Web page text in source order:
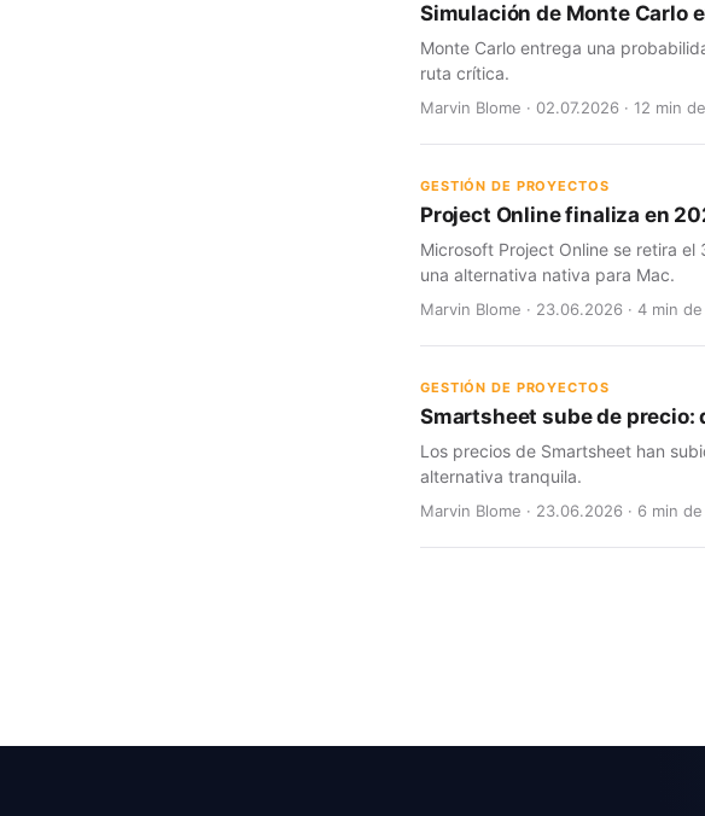
Simulación de Monte Carlo
Monte Carlo entrega una
ruta crítica.
Marvin Blome · 02.07.2026 · 12 min
GESTIÓN DE PROYECTOS
Project Online finaliza en
Microsoft Project Online se retira
una alternativa nativa para Mac.
Marvin Blome · 23.06.2026 · 4 min
GESTIÓN DE PROYECTOS
Smartsheet sube de
Los precios de Smartsheet han
alternativa tranquila.
Marvin Blome · 23.06.2026 · 6 min